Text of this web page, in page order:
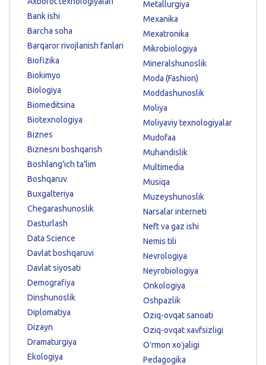
Bank ishi
Barcha soha
Barqaror rivojlanish fanlari
Biofizika
Biokimyo
Biologiya
Biomeditsina
Biotexnologiya
Biznes
Biznesni boshqarish
Boshlang'ich ta'lim
Boshqaruv
Buxgalteriya
Chegarashunoslik
Dasturlash
Data Science
Davlat boshqaruvi
Davlat siyosati
Demografiya
Dinshunoslik
Diplomatiya
Dizayn
Dramaturgiya
Ekologiya
Metallurgiya
Mexanika
Mexatronika
Mikrobiologiya
Mineralshunoslik
Moda (Fashion)
Moddashunoslik
Moliya
Moliyaviy texnologiyalar
Mudofaa
Muhandislik
Multimedia
Musiqa
Muzeyshunoslik
Narsalar interneti
Neft va gaz ishi
Nemis tili
Nevrologiya
Neyrobiologiya
Onkologiya
Oshpazlik
Oziq-ovqat sanoati
Oziq-ovqat xavfsizligi
Oʻrmon xoʻjaligi
Pedagogika